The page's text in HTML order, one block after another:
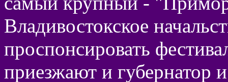
Владивостокское
проспонсировать
приезжают и губернатор